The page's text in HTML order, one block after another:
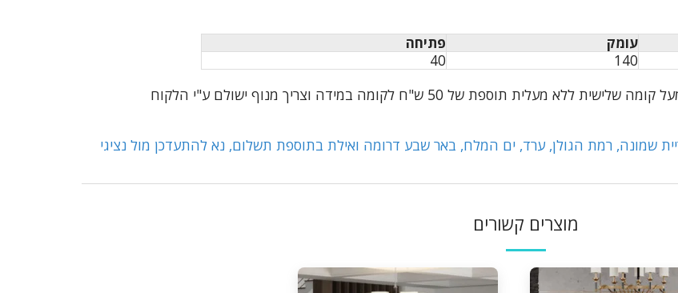
עומק
פתיחה
140
40
של 50 ש"ח לקומה במידה וצריך מנוף ישולם ע"י הלקוח
שמונה, רמת הגולן, ערד, ים המלח, באר שבע דרומה ואילת בתוספת תשלום, נא להתעדכן מול נציגי
מוצרים קשורים